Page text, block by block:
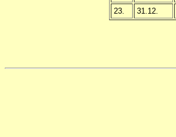
23.
31.12.